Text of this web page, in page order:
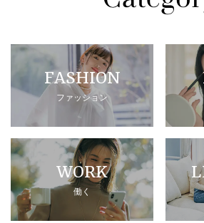
FASHION
ファッション
WORK
働く